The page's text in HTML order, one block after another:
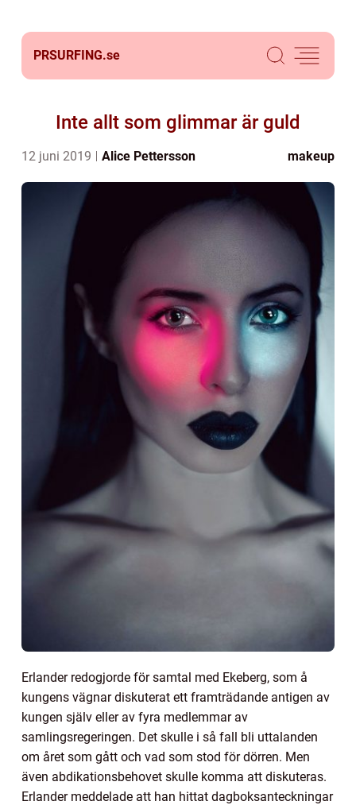
PRSURFING.se
Inte allt som glimmar är guld
12 juni 2019 Alice Pettersson makeup
Erlander redogjorde för samtal med Ekeberg, som å
kungens vägnar diskuterat ett framträdande antigen av
kungen själv eller av fyra medlemmar av
samlingsregeringen. Det skulle i så fall bli uttalanden
om året som gått och vad som stod för dörren. Men
även abdikationsbehovet skulle komma att diskuteras.
Erlander meddelade att han hittat dagboksanteckningar